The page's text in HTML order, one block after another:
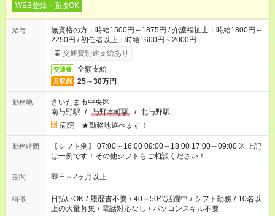
WEB登録・面接OK
給与
無資格の方：時給1500円～1875円 / 介護福祉士：時給1800円～
2250円 / 初任者以上：時給1600円～2000円
交通費別途支給あり
交通費 全額支給
月収例 25～30万円
勤務地
さいたま市中央区
南与野駅 / 与野本町駅 / 北与野駅
病院 ★勤務地選べます！
勤務時間
【シフト例】 07:00～16:00 09:00～18:00 17:00～09:00 ※ 上記
は一例です！その他シフトもご相談ください！
期間 即日～2ヶ月以上
特徴 日払いOK / 履歴書不要 / 40～50代活躍中 / シフト勤務 / 10名以
上の大量募集 / 電話対応なし / パソコンスキル不要